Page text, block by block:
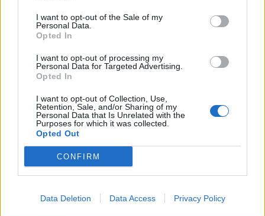
I want to opt-out of the Sale of my
Personal Data.
Opted In
I want to opt-out of processing my
Personal Data for Targeted Advertising.
Opted In
I want to opt-out of Collection, Use,
Retention, Sale, and/or Sharing of my
Personal Data that Is Unrelated with the
Purposes for which it was collected.
Opted Out
CONFIRM
Data Deletion Data Access Privacy Policy
L'Atletico Cagliari di Saba prende Sanna,
Simoni e mantiene lo zoccolo duro
L'Antiochense prende Caddeo e Doneddu,
Firinu e Frongia
2 Ago 2026
La matricola Macomer prende il portiere
Fadda, altro colpo Coghinas con Samuele
2 Ago 2026
Diawara, al Bonorva il difensore Balbo
1 Ago 2026